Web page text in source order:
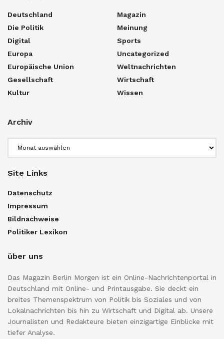
Deutschland
Die Politik
Digital
Europa
Europäische Union
Gesellschaft
Kultur
Magazin
Meinung
Sports
Uncategorized
Weltnachrichten
Wirtschaft
Wissen
Archiv
Site Links
Datenschutz
Impressum
Bildnachweise
Politiker Lexikon
über uns
Das Magazin Berlin Morgen ist ein Online-Nachrichtenportal in
Deutschland mit Online- und Printausgabe. Sie deckt ein
breites Themenspektrum von Politik bis Soziales und von
Lokalnachrichten bis hin zu Wirtschaft und Digital ab. Unsere
Journalisten und Redakteure bieten einzigartige Einblicke mit
tiefer Analyse.